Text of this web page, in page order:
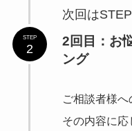
次回は
2回目：お
ング
ご相談者様へ
その内容に
STEP
2